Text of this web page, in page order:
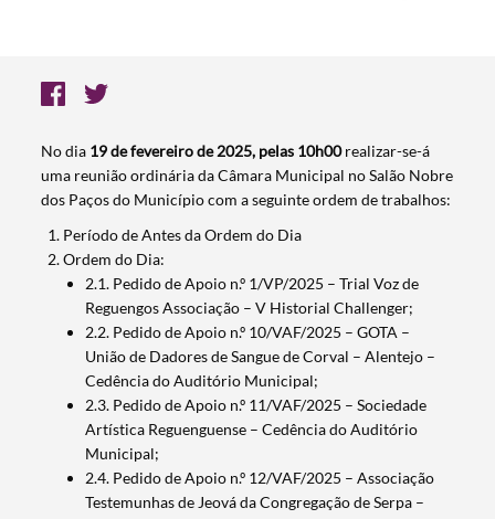
No dia 19 de fevereiro de 2025, pelas 10h00realizar-se-á
uma reunião ordinária da Câmara Municipal no Salão Nobre
dos Paços do Município com a seguinte ordem de trabalhos:
Período de Antes da Ordem do Dia
Ordem do Dia:
2.1. Pedido de Apoio n.º 1/VP/2025 – Trial Voz de
Reguengos Associação – V Historial Challenger;
2.2. Pedido de Apoio n.º 10/VAF/2025 – GOTA –
União de Dadores de Sangue de Corval – Alentejo –
Cedência do Auditório Municipal;
2.3. Pedido de Apoio n.º 11/VAF/2025 – Sociedade
Artística Reguenguense – Cedência do Auditório
Municipal;
2.4. Pedido de Apoio n.º 12/VAF/2025 – Associação
Testemunhas de Jeová da Congregação de Serpa –